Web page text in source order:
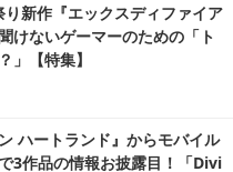
新作『エックスディファイア
けないゲーマーのための「ト
」【特集】
ハートランド』からモバイル
3作品の情報お披露目！「Divi